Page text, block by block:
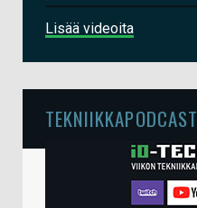
Lisää videoita
TEKNIIKKAPODCAST